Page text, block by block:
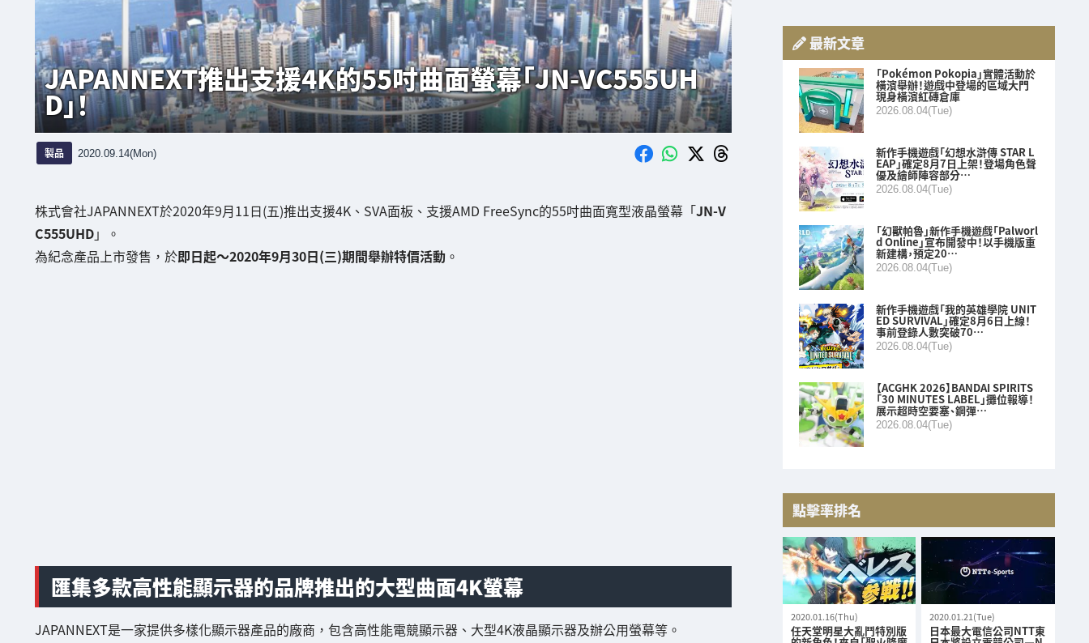
JAPANNEXT推出支援4K的55吋曲面螢幕「JN-VC555UH
D」！
製品 2020.09.14(Mon)
株式會社JAPANNEXT於2020年9月11日(五)推出支援4K、SVA面板、支援AMD FreeSync的55吋曲面寬型液晶螢幕「JN-V
C555UHD」。
為紀念產品上市發售，於即日起～2020年9月30日(三)期間舉辦特價活動。
匯集多款高性能顯示器的品牌推出的大型曲面4K螢幕
JAPANNEXT是一家提供多樣化顯示器產品的廠商，包含高性能電競顯示器、大型4K液晶顯示器及辦公用螢幕等。
最新文章
「Pokémon Pokopia」實體活動於
橫濱舉辦！遊戲中登場的區域大門
現身橫濱紅磚倉庫
2026.08.04(Tue)
新作手機遊戲「幻想水滸傳 STAR L
EAP」確定8月7日上架！登場角色聲
優及繪師陣容部分…
2026.08.04(Tue)
「幻獸帕魯」新作手機遊戲「Palworl
d Online」宣布開發中！以手機版重
新建構，預定20…
2026.08.04(Tue)
新作手機遊戲「我的英雄學院 UNIT
ED SURVIVAL」確定8月6日上線！
事前登錄人數突破70…
2026.08.04(Tue)
【ACGHK 2026】BANDAI SPIRITS
「30 MINUTES LABEL」攤位報導！
展示超時空要塞、鋼彈…
2026.08.04(Tue)
點擊率排名
2020.01.16(Thu)
任天堂明星大亂鬥特別版
2020.01.21(Tue)
日本最大電信公司NTT東